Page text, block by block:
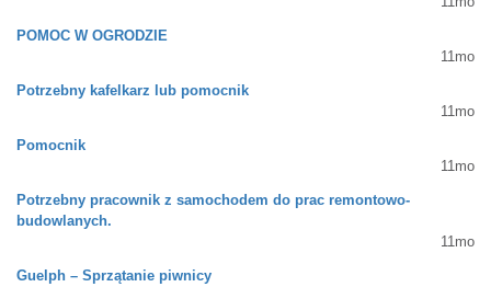
POMOC W OGRODZIE
11mo
Potrzebny kafelkarz lub pomocnik
11mo
Pomocnik
11mo
Potrzebny pracownik z samochodem do prac remontowo-
budowlanych.
11mo
Guelph – Sprzątanie piwnicy